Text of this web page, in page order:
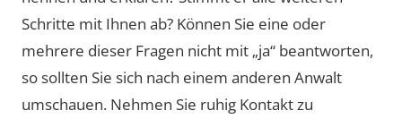
Schritte mit Ihnen ab? Können Sie eine oder
mehrere dieser Fragen nicht mit „ja“ beantworten,
so sollten Sie sich nach einem anderen Anwalt
umschauen. Nehmen Sie ruhig Kontakt zu